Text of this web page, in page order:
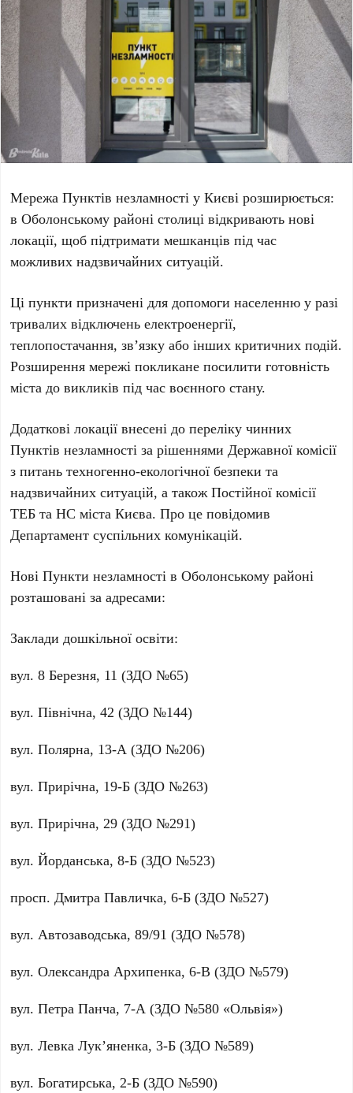
МережаПунктів незламності у Києві розширюється:
вОболонському районі столиці відкривають нові
локації, щоб підтримати мешканців під час
можливих надзвичайних ситуацій.
Ці пункти призначені для допомоги населенню у разі
тривалих відключень електроенергії,
теплопостачання, зв’язку або інших критичних подій.
Розширення мережі покликане посилити готовність
міста до викликів під час воєнного стану.
Додаткові локації внесені до переліку чинних
Пунктів незламності за рішеннямиДержавної комісії
з питань техногенно-екологічної безпеки та
надзвичайних ситуацій, а такожПостійної комісії
ТЕБ та НС міста Києва. Про це повідомив
Департамент суспільних комунікацій.
Нові Пункти незламності в Оболонському районі
розташовані за адресами:
Заклади дошкільної освіти:
вул.8 Березня, 11 (ЗДО №65)
вул.Північна, 42 (ЗДО №144)
вул.Полярна, 13-А (ЗДО №206)
вул.Прирічна, 19-Б (ЗДО №263)
вул.Прирічна, 29 (ЗДО №291)
вул.Йорданська, 8-Б (ЗДО №523)
просп.Дмитра Павличка, 6-Б (ЗДО №527)
вул.Автозаводська, 89/91 (ЗДО №578)
вул.Олександра Архипенка, 6-В (ЗДО №579)
вул.Петра Панча, 7-А (ЗДО №580 «Ольвія»)
вул.Левка Лук’яненка, 3-Б (ЗДО №589)
вул.Богатирська, 2-Б (ЗДО №590)